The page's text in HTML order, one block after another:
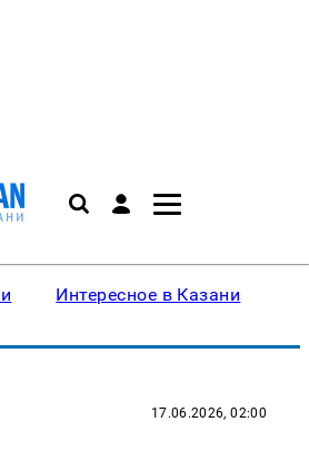
Интересное в Казани
17.06.2026, 02:00